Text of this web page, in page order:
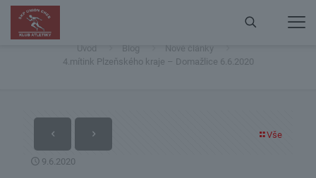
4.mítink Plzeňského kraje – Domažlice 6.6.2020
Úvod Blog
Nové články
4.mítink Plzeňského kraje – Domažlice 6.6.2020
Vše
9.6.2020